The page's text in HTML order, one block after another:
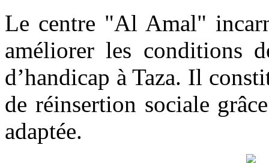
Le centre "Al Amal"
améliorer les conditions
d’handicap à Taza. Il
de réinsertion sociale
adaptée.